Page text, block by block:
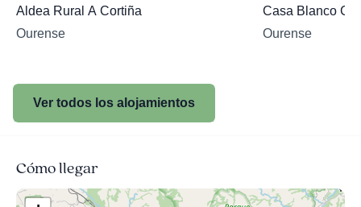
Aldea Rural A Cortiña
Ourense
Casa Blanco
Ourense
Ver todos los alojamientos
Cómo llegar